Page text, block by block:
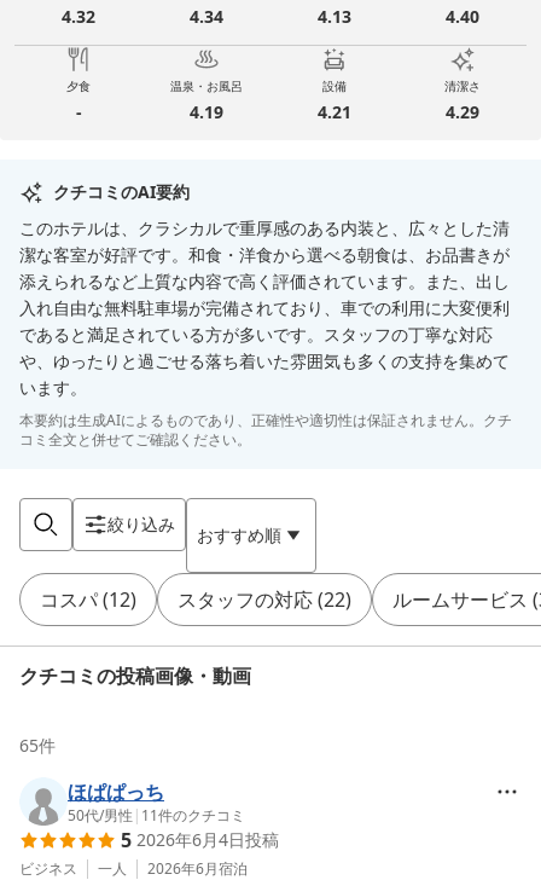
4.32 4.34 4.13 4.40
夕食
-
温泉・お風呂
4.19
設備
4.21
清潔さ
4.29
クチコミのAI要約
このホテルは、クラシカルで重厚感のある内装と、広々とした清
潔な客室が好評です。和食・洋食から選べる朝食は、お品書きが
添えられるなど上質な内容で高く評価されています。また、出し
入れ自由な無料駐車場が完備されており、車での利用に大変便利
であると満足されている方が多いです。スタッフの丁寧な対応
や、ゆったりと過ごせる落ち着いた雰囲気も多くの支持を集めて
います。
本要約は生成AIによるものであり、正確性や適切性は保証されません。クチ
コミ全文と併せてご確認ください。
絞り込み おすすめ順
コスパ(12) スタッフの対応(22) ルームサービス (
クチコミの投稿画像・動画
65件
ほぱぱっち
50代/男性 | 11件のクチコミ
5 2026年6月4日投稿
ビジネス 一人 2026年6月宿泊